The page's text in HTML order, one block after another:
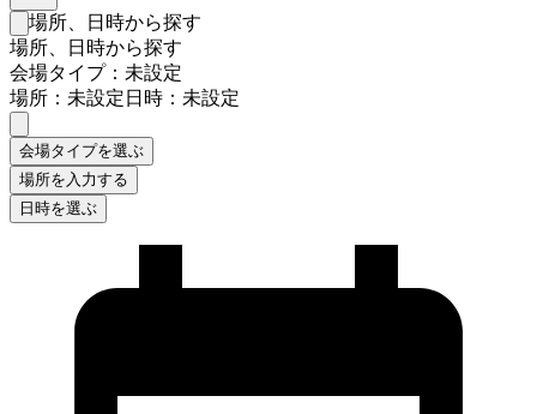
検索フォームを閉じる
場所、日時から探す
場所、日時から探す
会場タイプ：未設定
場所：未設定日時：未設定
会場タイプを選ぶ
場所を入力する
日時を選ぶ